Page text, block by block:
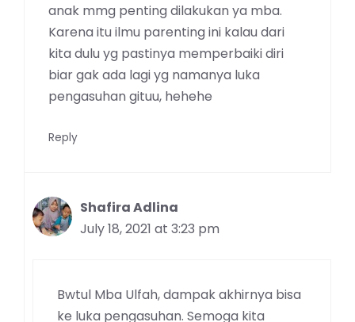
anak mmg penting dilakukan ya mba.
Karena itu ilmu parenting ini kalau dari
kita dulu yg pastinya memperbaiki diri
biar gak ada lagi yg namanya luka
pengasuhan gituu, hehehe
Reply
Shafira Adlina
July 18, 2021 at 3:23 pm
Bwtul Mba Ulfah, dampak akhirnya bisa
ke luka pengasuhan. Semoga kita